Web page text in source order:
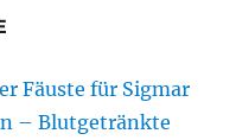
Fäuste für Sigmar
– Blutgetränkte